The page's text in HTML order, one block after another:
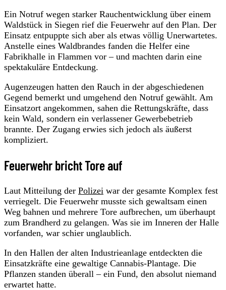
Ein Notruf wegen starker Rauchentwicklung über einem
Waldstück in Siegen rief die Feuerwehr auf den Plan. Der
Einsatz entpuppte sich aber als etwas völlig Unerwartetes.
Anstelle eines Waldbrandes fanden die Helfer eine
Fabrikhalle in Flammen vor – und machten darin eine
spektakuläre Entdeckung.
Augenzeugen hatten den Rauch in der abgeschiedenen
Gegend bemerkt und umgehend den Notruf gewählt. Am
Einsatzort angekommen, sahen die Rettungskräfte, dass
kein Wald, sondern ein verlassener Gewerbebetrieb
brannte. Der Zugang erwies sich jedoch als äußerst
kompliziert.
Feuerwehr bricht Tore auf
Laut Mitteilung der Polizei war der gesamte Komplex fest
verriegelt. Die Feuerwehr musste sich gewaltsam einen
Weg bahnen und mehrere Tore aufbrechen, um überhaupt
zum Brandherd zu gelangen. Was sie im Inneren der Halle
vorfanden, war schier unglaublich.
In den Hallen der alten Industrieanlage entdeckten die
Einsatzkräfte eine gewaltige Cannabis-Plantage. Die
Pflanzen standen überall – ein Fund, den absolut niemand
erwartet hatte.